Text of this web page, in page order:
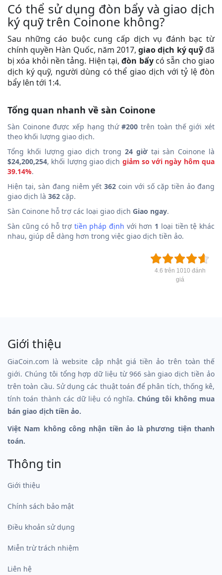
Có thể sử dụng đòn bẩy và giao dịch
ký quỹ trên Coinone không?
Sau những cáo buộc cung cấp dịch vụ đánh bạc từ
chính quyền Hàn Quốc, năm 2017,giao dịch ký quỹđã
bị xóa khỏi nền tảng. Hiện tại,đòn bẩycó sẵn cho giao
dịch ký quỹ, người dùng có thể giao dịch với tỷ lệ đòn
bẩy lên tới 1:4.
Tổng quan nhanh về sàn Coinone
Sàn Coinone được xếp hạng thứ#200 trên toàn thế giới xét
theo khối lượng giao dịch.
Tổng khối lượng giao dịch trong 24 giờtại sàn Coinone là
$24,200,254, khối lượng giao dịch giảm so với ngày hôm qua
39.14%.
Hiện tại, sàn đang niêm yết 362 coin với số cặp tiền ảo đang
giao dịch là 362 cặp.
Sàn Coinone hỗ trợ các loại giao dịch Giao ngay.
Sàn cũng có hỗ trợ tiền pháp định với hơn 1 loại tiền tệ khác
nhau, giúp dễ dàng hơn trong việc giao dịch tiền ảo.
4.6 trên 1010 đánh
giá
Giới thiệu
GiaCoin.com là website cập nhật giá tiền ảo trên toàn thế
giới. Chúng tôi tổng hợp dữ liệu từ 966 sàn giao dịch tiền ảo
trên toàn cầu. Sử dụng các thuật toán để phân tích, thống kê,
tính toán thành các dữ liệu có nghĩa.Chúng tôi không mua
bán giao dịch tiền ảo.
Việt Nam không công nhận tiền ảo là phương tiện thanh
toán.
Thông tin
Giới thiệu
Chính sách bảo mật
Điều khoản sử dụng
Miễn trừ trách nhiệm
Liên hệ